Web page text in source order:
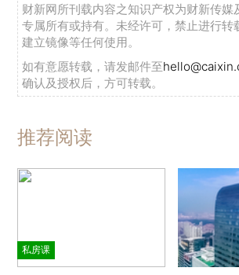
财新网所刊载内容之知识产权为财新传媒
专属所有或持有。未经许可，禁止进行转
建立镜像等任何使用。
如有意愿转载，请发邮件至
确认及授权后，方可转载。
推荐阅读
私房课